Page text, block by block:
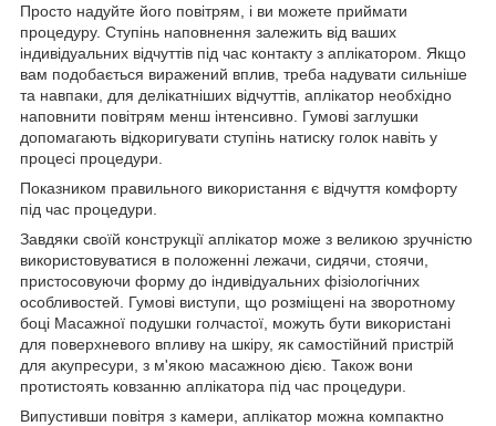
Просто надуйте його повітрям, і ви можете приймати
процедуру. Ступінь наповнення залежить від ваших
індивідуальних відчуттів під час контакту з аплікатором. Якщо
вам подобається виражений вплив, треба надувати сильніше
та навпаки, для делікатніших відчуттів, аплікатор необхідно
наповнити повітрям менш інтенсивно. Гумові заглушки
допомагають відкоригувати ступінь натиску голок навіть у
процесі процедури.
Показником правильного використання є відчуття комфорту
під час процедури.
Завдяки своїй конструкції аплікатор може з великою зручністю
використовуватися в положенні лежачи, сидячи, стоячи,
пристосовуючи форму до індивідуальних фізіологічних
особливостей. Гумові виступи, що розміщені на зворотному
боці Масажної подушки голчастої, можуть бути використані
для поверхневого впливу на шкіру, як самостійний пристрій
для акупресури, з м'якою масажною дією. Також вони
протистоять ковзанню аплікатора під час процедури.
Випустивши повітря з камери, аплікатор можна компактно